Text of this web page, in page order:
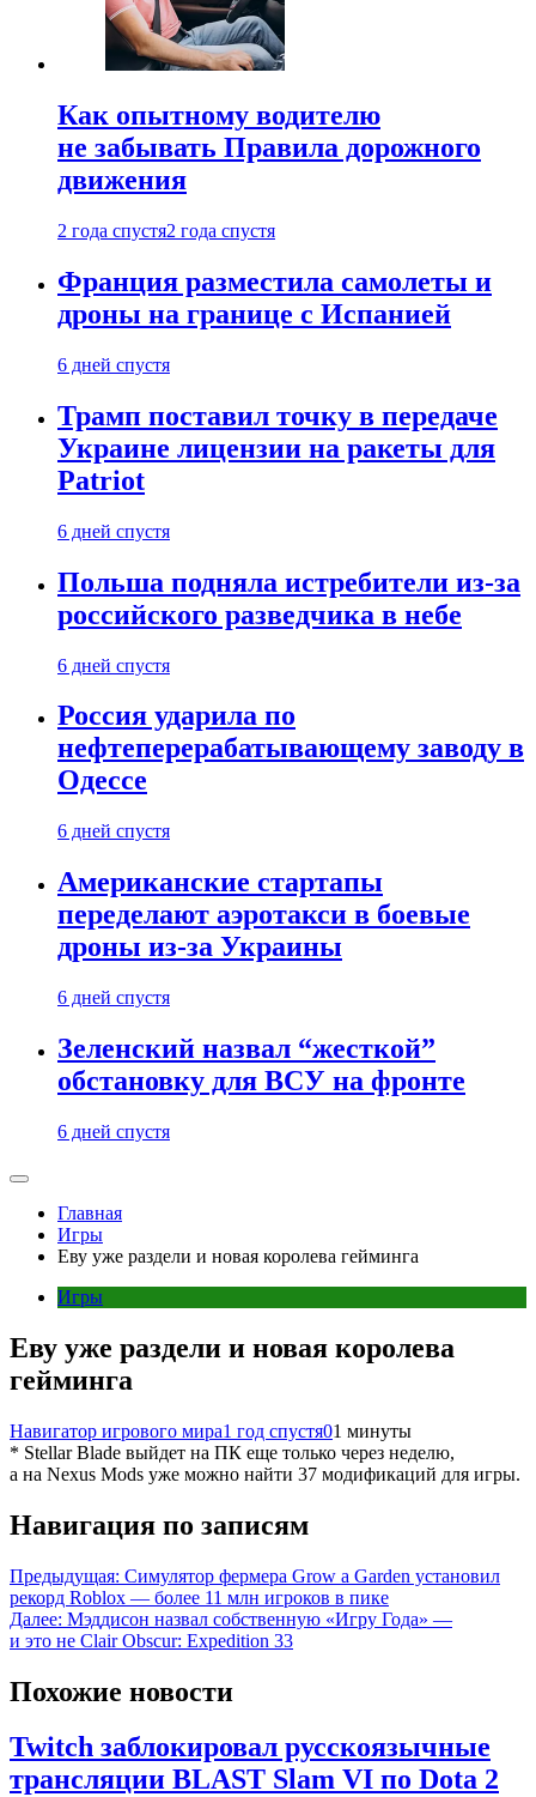
Как опытному водителю
не забывать Правила дорожного
движения
2 года спустя2 года спустя
Франция разместила самолеты и
дроны на границе с Испанией
6 дней спустя
Трамп поставил точку в передаче
Украине лицензии на ракеты для
Patriot
6 дней спустя
Польша подняла истребители из-за
российского разведчика в небе
6 дней спустя
Россия ударила по
нефтеперерабатывающему заводу в
Одессе
6 дней спустя
Американские стартапы
переделают аэротакси в боевые
дроны из-за Украины
6 дней спустя
Зеленский назвал “жесткой”
обстановку для ВСУ на фронте
6 дней спустя
Главная
Игры
Еву уже раздели и новая королева гейминга
Игры
Еву уже раздели и новая королева
гейминга
Навигатор игрового мира1 год спустя01 минуты
* Stellar Blade выйдет на ПК еще только через неделю,
а на Nexus Mods уже можно найти 37 модификаций для игры.
Навигация по записям
Предыдущая: Симулятор фермера Grow a Garden установил
рекорд Roblox — более 11 млн игроков в пике
Далее: Мэддисон назвал собственную «Игру Года» —
и это не Clair Obscur: Expedition 33
Похожие новости
Twitch заблокировал русскоязычные
трансляции BLAST Slam VI по Dota 2